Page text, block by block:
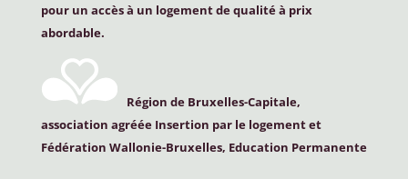
pour un accès à un logement de qualité à prix
abordable.
Région de Bruxelles-Capitale,
association agréée Insertion par le logement et
Fédération Wallonie-Bruxelles, Education Permanente